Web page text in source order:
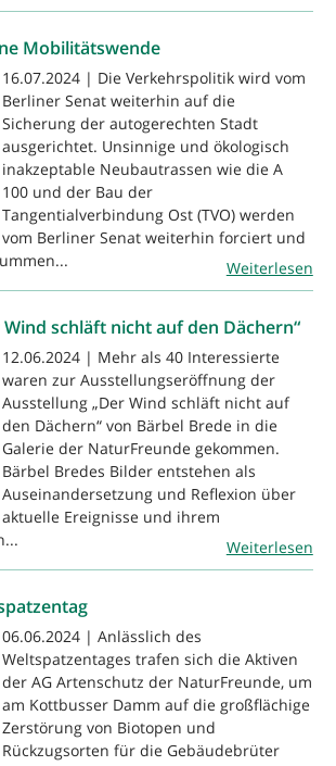
Mobilitätswende
16.07.2024 | Die Verkehrspolitik wird vom
Berliner Senat weiterhin auf die
Sicherung der autogerechten Stadt
ausgerichtet. Unsinnige und ökologisch
inakzeptable Neubautrassen wie die A
100 und der Bau der
Tangentialverbindung Ost (TVO) werden
vom Berliner Senat weiterhin forciert und
Weiterlesen
schläft nicht auf den Dächern“
12.06.2024 | Mehr als 40 Interessierte
waren zur Ausstellungseröffnung der
Ausstellung „Der Wind schläft nicht auf
den Dächern“ von Bärbel Brede in die
Galerie der NaturFreunde gekommen.
Bärbel Bredes Bilder entstehen als
Auseinandersetzung und Reflexion über
aktuelle Ereignisse und ihrem
Weiterlesen
06.06.2024 | Anlässlich des
Weltspatzentages trafen sich die Aktiven
der AG Artenschutz der NaturFreunde, um
am Kottbusser Damm auf die großflächige
Zerstörung von Biotopen und
Rückzugsorten für die Gebäudebrüter